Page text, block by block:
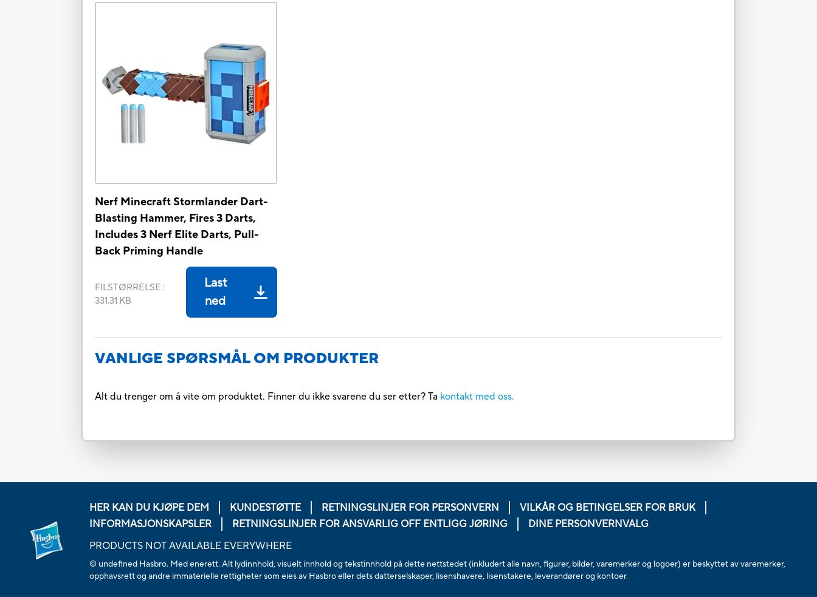
Nerf Minecraft Stormlander Dart-
Blasting Hammer, Fires 3 Darts,
Includes 3 Nerf Elite Darts, Pull-
Back Priming Handle
FILSTØRRELSE :
331.31 KB
Last
ned
VANLIGE SPØRSMÅL OM PRODUKTER
Alt du trenger om å vite om produktet. Finner du ikke svarene du ser etter? Ta kontakt med oss.
HER KAN DU KJØPE DEM KUNDESTØTTE RETNINGSLINJER FOR PERSONVERN
VILKÅR OG BETINGELSER FOR BRUK
INFORMASJONSKAPSLER
RETNINGSLINJER FOR ANSVARLIG OFF ENTLIGG JØRING
DINE PERSONVERNVALG
PRODUCTS NOT AVAILABLE EVERYWHERE
© undefined Hasbro. Med enerett. Alt lydinnhold, visuelt innhold og tekstinnhold på dette nettstedet (inkludert alle navn, figurer, bilder, varemerker og logoer) er beskyttet av varemerker,
opphavsrett og andre immaterielle rettigheter som eies av Hasbro eller dets datterselskaper, lisenshavere, lisenstakere, leverandører og kontoer.